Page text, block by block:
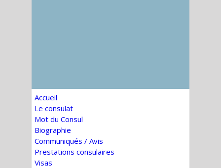
Accueil
Le consulat
Mot du Consul
Biographie
Communiqués / Avis
Prestations consulaires
Visas